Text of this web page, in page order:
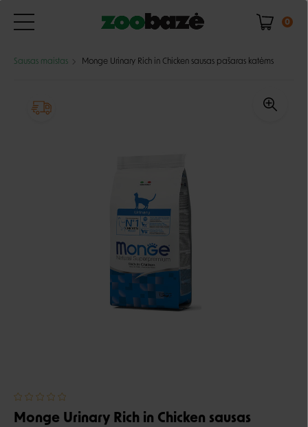
0
Sausas maistas Monge Urinary Rich in Chicken sausas pašaras katėms
Monge Urinary Rich in Chicken sausas